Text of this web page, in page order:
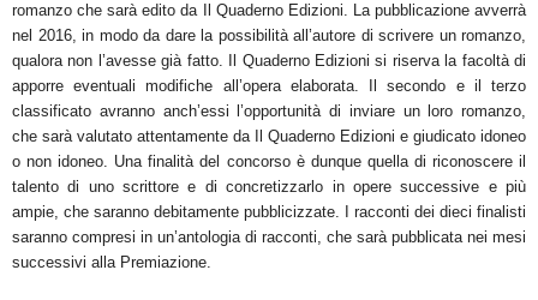
romanzo che sarà edito da Il Quaderno Edizioni. La pubblicazione avverrà
nel 2016, in modo da dare la possibilità all’autore di scrivere un romanzo,
qualora non l’avesse già fatto. Il Quaderno Edizioni si riserva la facoltà di
apporre eventuali modifiche all’opera elaborata. Il secondo e il terzo
classificato avranno anch’essi l’opportunità di inviare un loro romanzo,
che sarà valutato attentamente da Il Quaderno Edizioni e giudicato idoneo
o non idoneo. Una finalità del concorso è dunque quella di riconoscere il
talento di uno scrittore e di concretizzarlo in opere successive e più
ampie, che saranno debitamente pubblicizzate. I racconti dei dieci finalisti
saranno compresi in un’antologia di racconti, che sarà pubblicata nei mesi
successivi alla Premiazione.